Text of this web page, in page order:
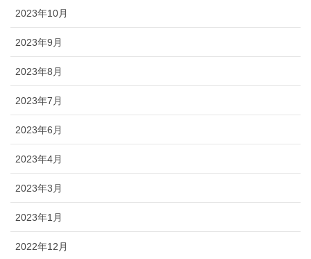
2023年10月
2023年9月
2023年8月
2023年7月
2023年6月
2023年4月
2023年3月
2023年1月
2022年12月